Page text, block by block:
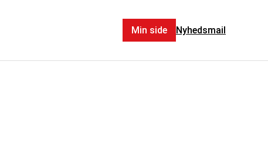
Min side Nyhedsmail